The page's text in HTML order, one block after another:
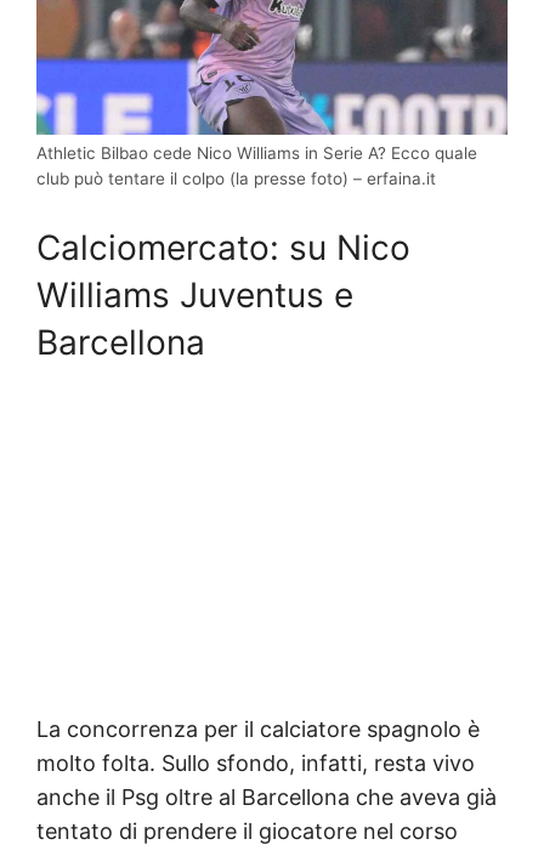
Athletic Bilbao cede Nico Williams in Serie A? Ecco quale
club può tentare il colpo (la presse foto) – erfaina.it
Calciomercato: su Nico
Williams Juventus e
Barcellona
La concorrenza per il calciatore spagnolo è
molto folta. Sullo sfondo, infatti, resta vivo
anche il Psg oltre al Barcellona che aveva già
tentato di prendere il giocatore nel corso